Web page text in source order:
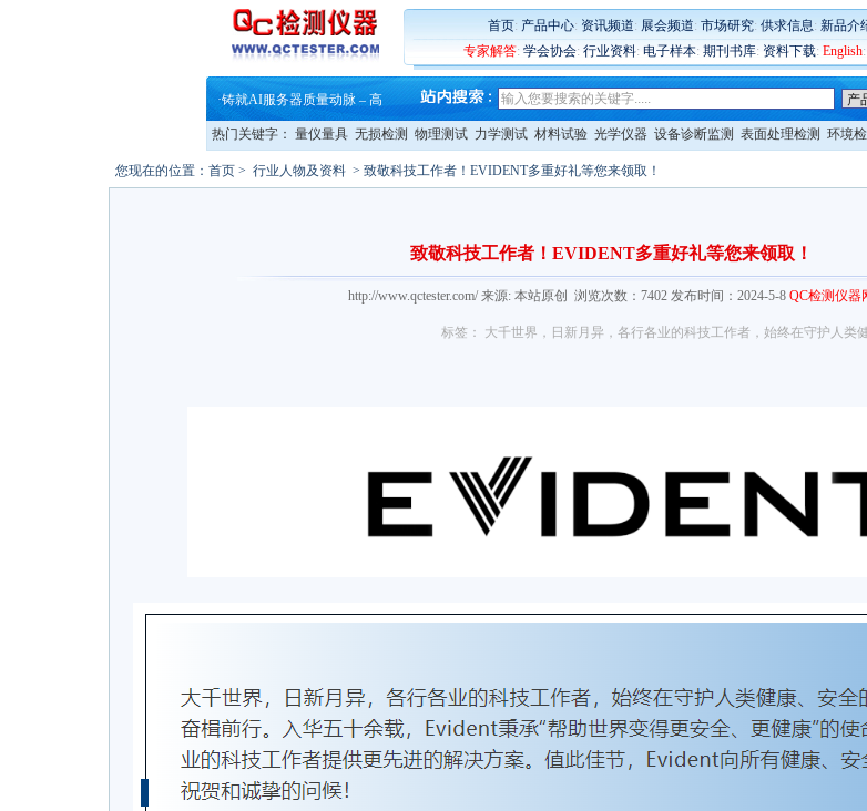
首页: 产品中心: 资讯频道: 展会频道: 市场研究: 供求信息: 新品介
专家解答: 学会协会: 行业资料: 电子样本: 期刊书库: 资料下载: English:
蔡司软件 | 高效变形分析能
铸就AI服务器质量动脉 – 高
·铸就AI服务器质量动脉 – 高
·ZEISS BOSELLO ADR 让内部缺
·蔡司和亿纬锂能达成战略合作
·大牌云集 买家升级 ——26
· 铸就AI服务器质量动脉 – 高
热门关键字： 量仪量具 无损检测 物理测试 力学测试 材料试验 光学仪器 设备诊断监测 表面处理检测 环境
您现在的位置： 首页> 行业人物及资料> 致敬科技工作者！EVIDENT多重好礼等您来领取！
致敬科技工作者！EVIDENT多重好礼等您来领取！
http://www.qctester.com/ 来源: 本站原创 浏览次数：7402 发布时间：2024-5-8 QC检测仪器
标签： 大千世界，日新月异，各行各业的科技工作者，始终在守护人类